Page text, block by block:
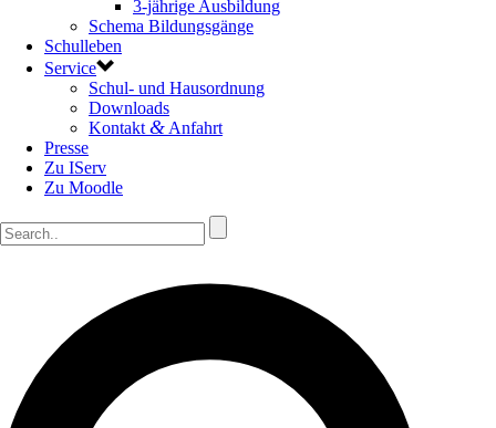
3-jährige Ausbildung
Schema Bildungsgänge
Schulleben
Service
Schul- und Hausordnung
Downloads
Kontakt & Anfahrt
Presse
Zu IServ
Zu Moodle